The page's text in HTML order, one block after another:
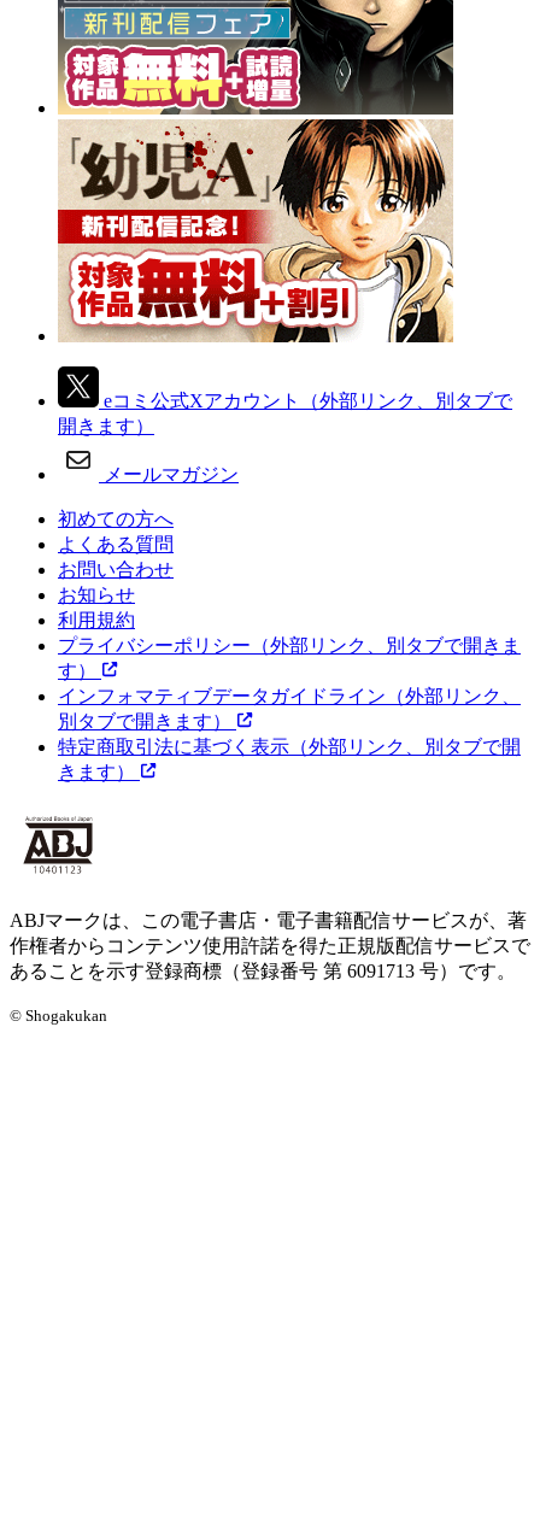
eコミ公式Xアカウント
（外部リンク、別タブで
開きます）
メールマガジン
初めての方へ
よくある質問
お問い合わせ
お知らせ
利用規約
プライバシーポリシー （外部リンク、別タブで開きま
す）
インフォマティブデータガイドライン （外部リンク、
別タブで開きます）
特定商取引法に基づく表示 （外部リンク、別タブで開
きます）
ABJマークは、この電子書店・電子書籍配信サービスが、著
作権者からコンテンツ使用許諾を得た正規版配信サービスで
あることを示す登録商標（登録番号 第 6091713 号）です。
© Shogakukan